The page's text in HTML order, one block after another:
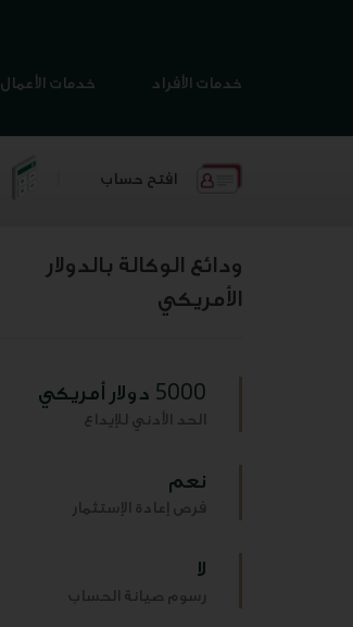
خدمات الأفراد خدمات الأعمال
افتح حساب
ودائع الوكالة بالدولار
الأمريكي
5000 دولار أمريكي
الحد الأدني للإيداع
نعم
فرص إعادة الإستثمار
لا
رسوم صيانة الحساب